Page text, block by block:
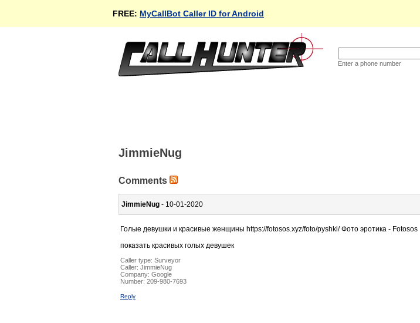
FREE: MyCallBot Caller ID for Android
Enter a phone number
JimmieNug
Comments
JimmieNug - 10-01-2020
Голые девушки и красивые женщины https://fotosos.xyz/foto/pyshki/ Фото эротика - Fotosos
показать красивых голых девушек
Caller type: Surveyor
Caller: JimmieNug
Company: Google
Number: 209-980-7693
Reply